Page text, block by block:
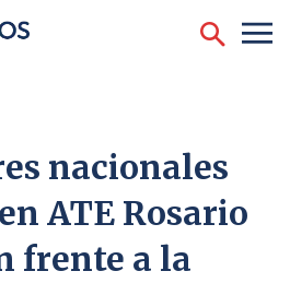
nacionales
ATE Rosario
frente a la